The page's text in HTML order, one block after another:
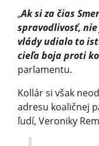
„Ak si za čias
spravodlivosť,
vlády udialo to
cieľa boja proti
parlamentu.
Kollár si však
adresu koaličnej
ľudí, Veroniky